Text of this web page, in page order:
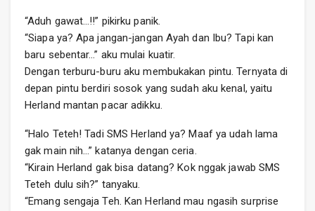
“Aduh gawat…!!” pikirku panik.
“Siapa ya? Apa jangan-jangan Ayah dan Ibu? Tapi kan
baru sebentar…” aku mulai kuatir.
Dengan terburu-buru aku membukakan pintu. Ternyata di
depan pintu berdiri sosok yang sudah aku kenal, yaitu
Herland mantan pacar adikku.
“Halo Teteh! Tadi SMS Herland ya? Maaf ya udah lama
gak main nih…” katanya dengan ceria.
“Kirain Herland gak bisa datang? Kok nggak jawab SMS
Teteh dulu sih?” tanyaku.
“Emang sengaja Teh. Kan Herland mau ngasih surprise